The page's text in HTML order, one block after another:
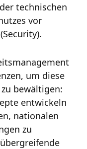
technischen
vor
um diese
bewältigen:
entwickeln
nationalen
zu